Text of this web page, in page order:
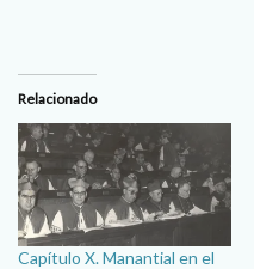
Relacionado
Capítulo X. Manantial en el